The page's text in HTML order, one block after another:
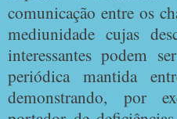
comunicação entre os
mediunidade cujas
interessantes podem
periódica mantida
demonstrando, por